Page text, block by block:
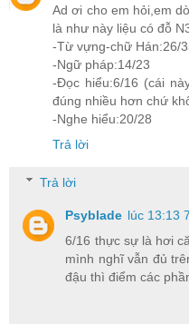
Ad ơi cho em hỏi,em
là như này liệu có đỗ
-Từ vựng-chữ Hán:26/
-Ngữ pháp:14/23
-Đọc hiểu:6/16 (cái
đúng nhiều hơn chứ
-Nghe hiểu:20/28
Trả lời
Trả lời
Psyblade lúc 13:13
6/16 thực sự là hơi
mình nghĩ vẫn đủ
đậu thì điểm các